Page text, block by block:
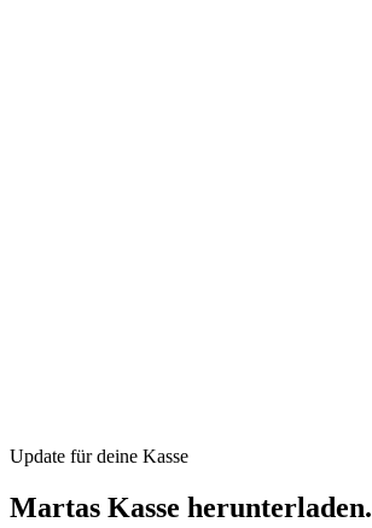
Update für deine Kasse
Martas Kasse herunterladen.